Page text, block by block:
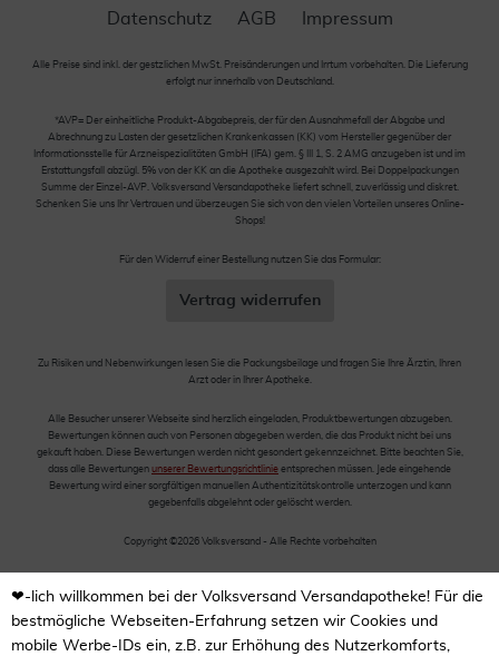
Datenschutz AGB Impressum
Alle Preise sind inkl. der gestzlichen MwSt. Preisänderungen und Irrtum vorbehalten. Die Lieferung
erfolgt nur innerhalb von Deutschland.
*AVP= Der einheitliche Produkt-Abgabepreis, der für den Ausnahmefall der Abgabe und
Abrechnung zu Lasten der gesetzlichen Krankenkassen (KK) vom Hersteller gegenüber der
Informationsstelle für Arzneispezialitäten GmbH (IFA) gem. § III 1, S. 2 AMG anzugeben ist und im
Erstattungsfall abzügl. 5% von der KK an die Apotheke ausgezahlt wird. Bei Doppelpackungen
Summe der Einzel-AVP. Volksversand Versandapotheke liefert schnell, zuverlässig und diskret.
Schenken Sie uns Ihr Vertrauen und überzeugen Sie sich von den vielen Vorteilen unseres Online-
Shops!
Für den Widerruf einer Bestellung nutzen Sie das Formular:
Vertrag widerrufen
Zu Risiken und Nebenwirkungen lesen Sie die Packungsbeilage und fragen Sie Ihre Ärztin, Ihren
Arzt oder in Ihrer Apotheke.
Alle Besucher unserer Webseite sind herzlich eingeladen, Produktbewertungen abzugeben.
Bewertungen können auch von Personen abgegeben werden, die das Produkt nicht bei uns
gekauft haben. Diese Bewertungen werden nicht gesondert gekennzeichnet. Bitte beachten Sie,
dass alle Bewertungen unserer Bewertungsrichtlinie entsprechen müssen. Jede eingehende
Bewertung wird einer sorgfältigen manuellen Authentizitätskontrolle unterzogen und kann
gegebenfalls abgelehnt oder gelöscht werden.
Copyright ©2026 Volksversand - Alle Rechte vorbehalten
❤-lich willkommen bei der Volksversand Versandapotheke! Für die
bestmögliche Webseiten-Erfahrung setzen wir Cookies und
mobile Werbe-IDs ein, z.B. zur Erhöhung des Nutzerkomforts,